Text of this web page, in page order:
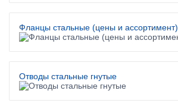
Фланцы стальные (цены и ассортимент)
Отводы стальные гнутые